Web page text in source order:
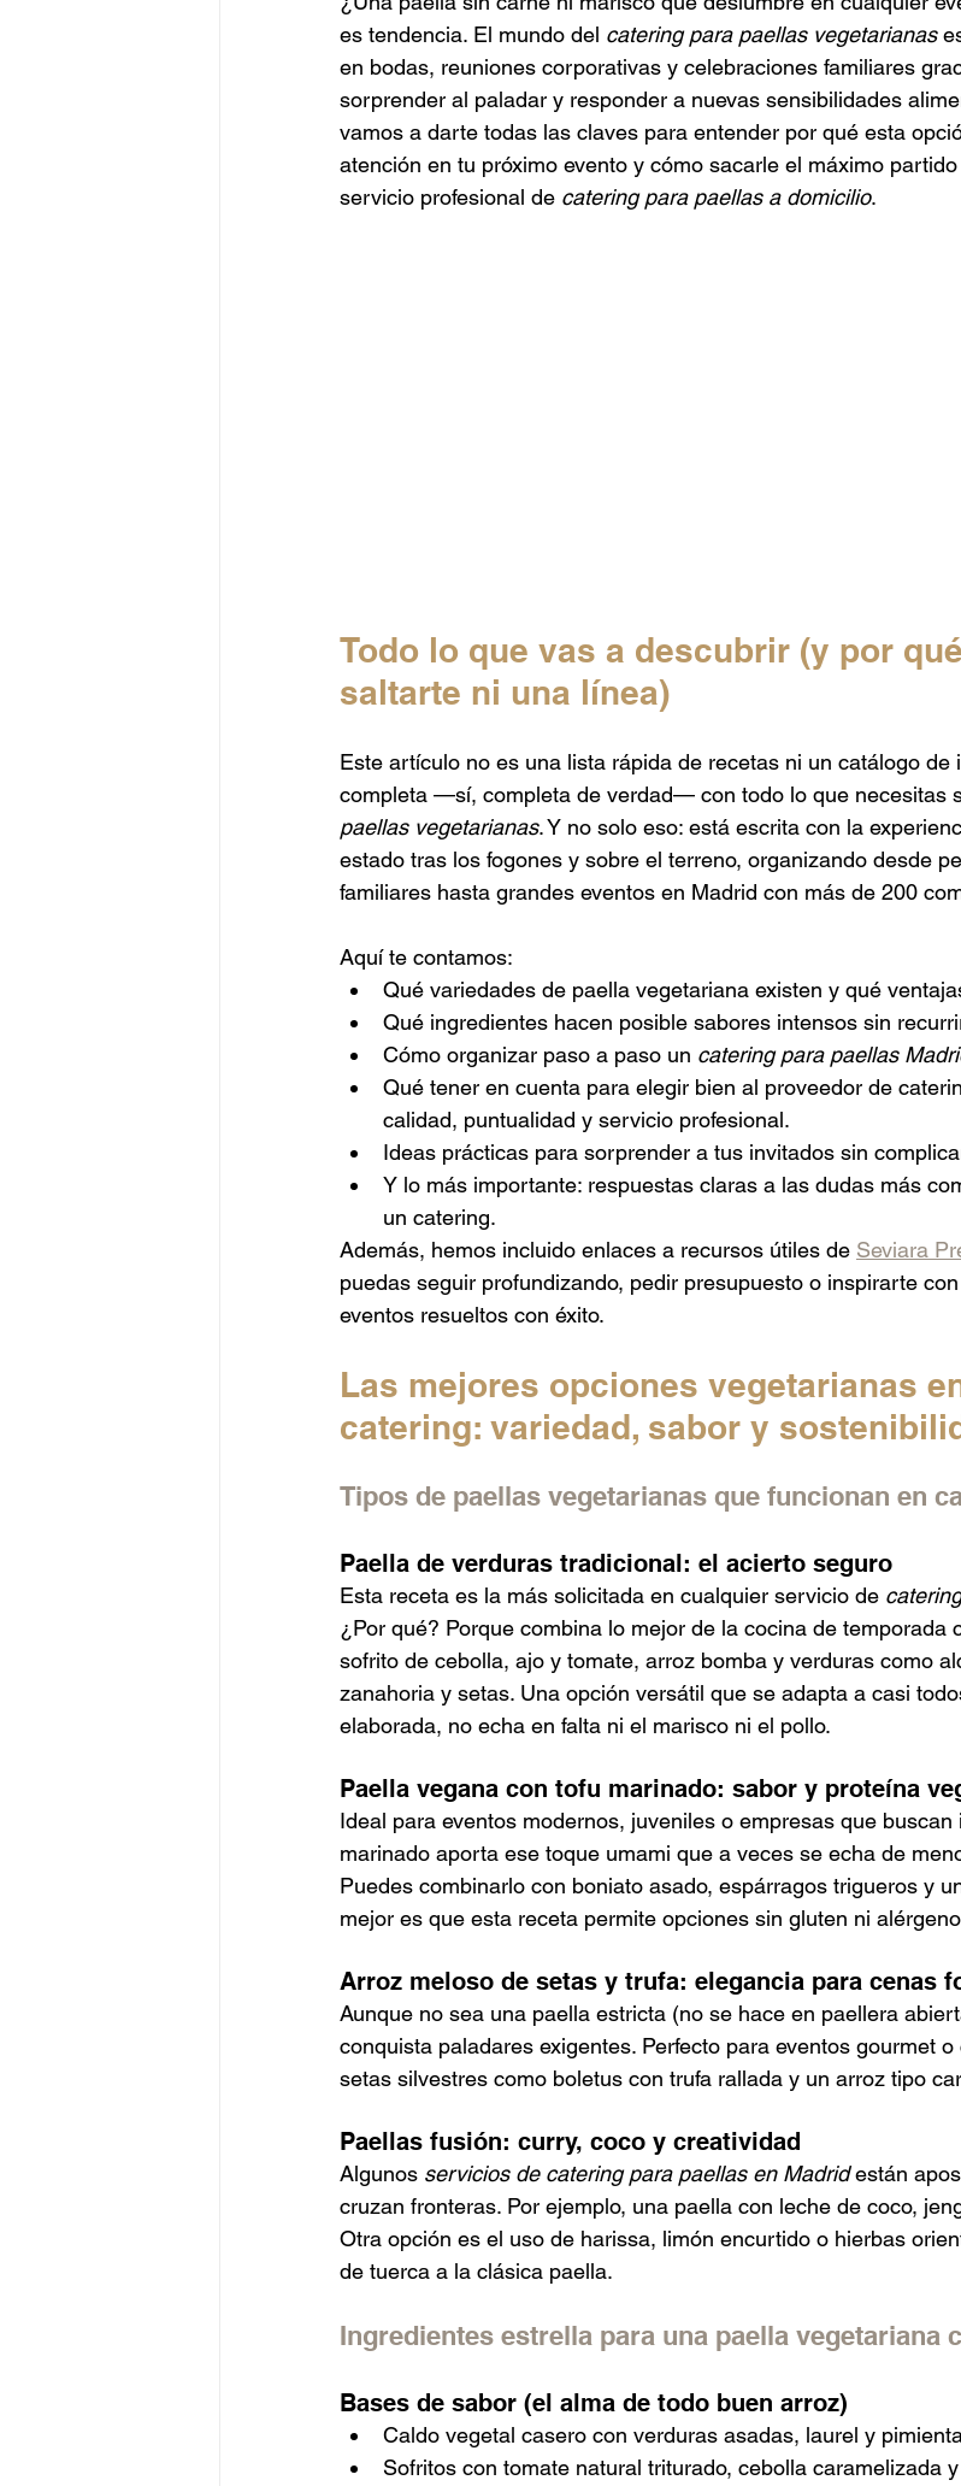
Catering Alta Gama Catering de Barbacoa Catering
Catering Peruano Catering Japonés
es tendencia. El mundo del catering para paellas vegetarianas
en bodas, reuniones corporativas y celebraciones familiares
sorprender al paladar y responder a nuevas sensibilidades
vamos a darte todas las claves para entender por qué esta
atención en tu próximo evento y cómo sacarle el máximo
servicio profesional de catering para paellas a domicilio.
Todo lo que vas a descubrir (y por
saltarte ni una línea)
Este artículo no es una lista rápida de recetas ni un catálogo de
completa —sí, completa de verdad— con todo lo que necesitas
paellas vegetarianas. Y no solo eso: está escrita con la
estado tras los fogones y sobre el terreno, organizando desde
familiares hasta grandes eventos en Madrid con más de 200
Aquí te contamos:
Qué variedades de paella vegetariana existen y qué
Qué ingredientes hacen posible sabores intensos sin
Cómo organizar paso a paso un catering para paellas
Qué tener en cuenta para elegir bien al proveedor de
calidad, puntualidad y servicio profesional.
Ideas prácticas para sorprender a tus invitados sin
Y lo más importante: respuestas claras a las dudas más
un catering.
Además, hemos incluido enlaces a recursos útiles de Seviara
puedas seguir profundizando, pedir presupuesto o inspirarte
eventos resueltos con éxito.
Las mejores opciones vegetarianas
catering: variedad, sabor y
Tipos de paellas vegetarianas que funcionan en
Paella de verduras tradicional: el acierto seguro
Esta receta es la más solicitada en cualquier servicio de
¿Por qué? Porque combina lo mejor de la cocina de temporada
sofrito de cebolla, ajo y tomate, arroz bomba y verduras como
zanahoria y setas. Una opción versátil que se adapta a casi
elaborada, no echa en falta ni el marisco ni el pollo.
Paella vegana con tofu marinado: sabor y proteína
Ideal para eventos modernos, juveniles o empresas que buscan
marinado aporta ese toque umami que a veces se echa de
Puedes combinarlo con boniato asado, espárragos trigueros y
mejor es que esta receta permite opciones sin gluten ni
Arroz meloso de setas y trufa: elegancia para cenas
Aunque no sea una paella estricta (no se hace en paellera
conquista paladares exigentes. Perfecto para eventos gourmet
setas silvestres como boletus con trufa rallada y un arroz tipo
Paellas fusión: curry, coco y creatividad
Algunos servicios de catering para paellas en Madrid están
cruzan fronteras. Por ejemplo, una paella con leche de coco,
Otra opción es el uso de harissa, limón encurtido o hierbas
de tuerca a la clásica paella.
Ingredientes estrella para una paella vegetariana
Bases de sabor (el alma de todo buen arroz)
Caldo vegetal casero con verduras asadas, laurel y
Sofritos con tomate natural triturado, cebolla caramelizada